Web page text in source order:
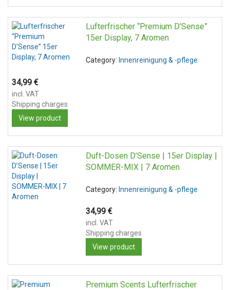
Lufterfrischer “Premium D’Sense”
15er Display, 7 Aromen
Category: Innenreinigung & -pflege
34,99 €
incl. VAT
Shipping charges
View product
Duft-Dosen D’Sense | 15er Display |
SOMMER-MIX | 7 Aromen
Category: Innenreinigung & -pflege
34,99 €
incl. VAT
Shipping charges
View product
Premium Scents Lufterfrischer